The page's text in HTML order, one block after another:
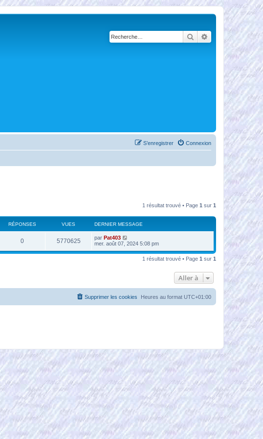
RechercherRecherche
Connexion
S’enregistrer
1 résultat trouvé • Page 1 sur 1
RÉPONSES VUES DERNIER MESSAGE
0 5770625 par Pat403
mer. août 07, 2024 5:08 pm
1 résultat trouvé • Page 1 sur 1
Aller à
Heures au format UTC+01:00
Supprimer les cookies